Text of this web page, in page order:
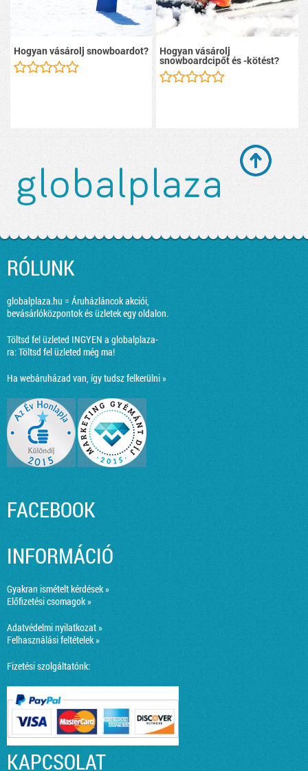
Hogyan vásárolj snowboardot? Hogyan vásárolj
snowboardcipőt és -kötést?
RÓLUNK
globalplaza.hu = Áruházláncok akciói,
bevásárlóközpontok és üzletek egy oldalon.
Töltsd fel üzleted INGYEN a globalplaza-
ra:Töltsd fel üzleted még ma!
Ha webáruházad van, így tudsz felkerülni »
FACEBOOK
INFORMÁCIÓ
Gyakran ismételt kérdések »
Előfizetési csomagok »
Adatvédelmi nyilatkozat »
Felhasználási feltételek »
Fizetési szolgáltatónk:
KAPCSOLAT